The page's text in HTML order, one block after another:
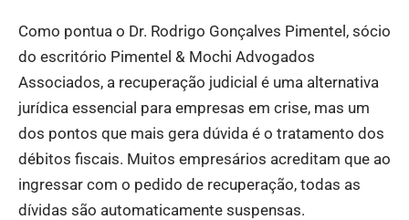
Como pontua o Dr. Rodrigo Gonçalves Pimentel, sócio
do escritório Pimentel & Mochi Advogados
Associados, a recuperação judicial é uma alternativa
jurídica essencial para empresas em crise, mas um
dos pontos que mais gera dúvida é o tratamento dos
débitos fiscais. Muitos empresários acreditam que ao
ingressar com o pedido de recuperação, todas as
dívidas são automaticamente suspensas.